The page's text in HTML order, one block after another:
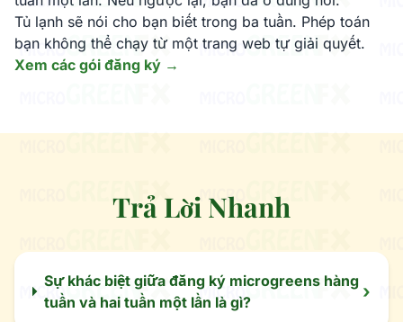
Tủ lạnh sẽ nói cho bạn biết trong ba tuần. Phép toán
bạn không thể chạy từ một trang web tự giải quyết.
Xem các gói đăng ký →
Trả Lời Nhanh
Sự khác biệt giữa đăng ký microgreens hàng
tuần và hai tuần một lần là gì?
›